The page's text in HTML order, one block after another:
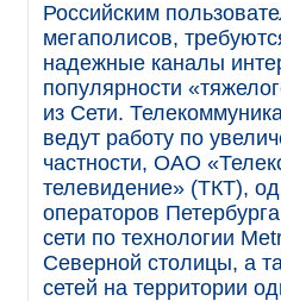
Российским
мегаполисов,
надежные каналы
популярности
из Сети.
ведут работу по
частности, ОАО
телевидение» (ТКТ),
операторов
сети по технологии
Северной столицы, а
сетей на территории